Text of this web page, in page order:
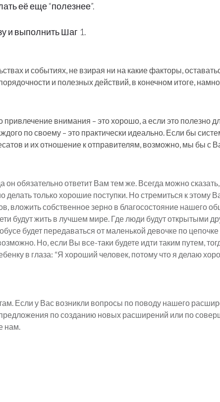
её еще “полезнее”.
и выполнить Шаг 1.
и событиях, не взирая ни на какие факторы,
и полезных действий, в конечном итоге,
внимания – это хорошо, а если это полезно
по своему – это практически идеально. Если бы
и их отношение к отправителям, возможно, мы бы с
он обязательно ответит Вам тем же. Всегда можно
только хорошие поступки. Но стремиться к этому
вложить собственное зерно в благосостояние нашего
будут жить в лучшем мире. Где люди будут открытыми
будет передаваться от маленькой девочке по
Но, если Вы все-таки будете идти таким путем,
в глаза: “Я хороший человек, потому что я делаю
Если у Вас возникли вопросы по поводу нашего
по созданию новых расширений или по
нам.